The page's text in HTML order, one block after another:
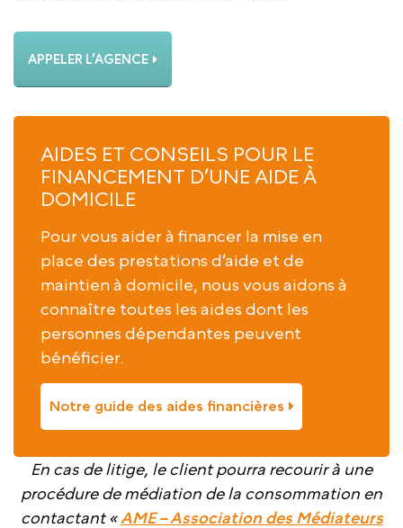
APPELER L’AGENCE
AIDES ET CONSEILS POUR LE
FINANCEMENT D’UNE AIDE À
DOMICILE
Pour vous aider à financer la mise en
place des prestations d’aide et de
maintien à domicile, nous vous aidons à
connaître toutes les aides dont les
personnes dépendantes peuvent
bénéficier.
Notre guide des aides financières
En cas de litige, le client pourra recourir à une
procédure de médiation de la consommation en
contactant «AME – Association des Médiateurs